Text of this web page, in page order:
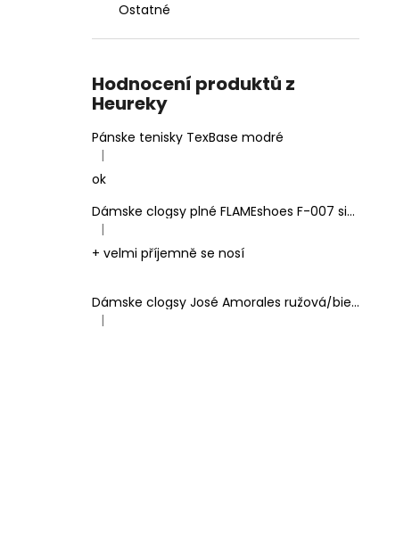
Ostatné
Hodnocení produktů z
Heureky
Pánske tenisky TexBase modré
Hodnotenie produktu je 5 z 5 hviezdičiek.
|
ok
Dámske clogsy plné FLAMEshoes F-007 sivé
Hodnotenie produktu je 5 z 5 hviezdičiek.
|
+ velmi příjemně se nosí
Dámske clogsy José Amorales ružová/biela
Hodnotenie produktu je 4 z 5 hviezdičiek.
|